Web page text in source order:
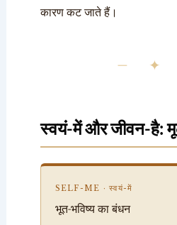
कारण कट जाते हैं।
— ✦
स्वयं-में और जीवन-है:
SELF-ME · स्वयं-में
भूत-भविष्य का बंधन